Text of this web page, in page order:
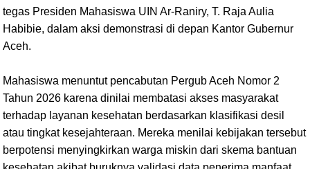
tegas Presiden Mahasiswa UIN Ar-Raniry, T. Raja Aulia
Habibie, dalam aksi demonstrasi di depan Kantor Gubernur
Aceh.
Mahasiswa menuntut pencabutan Pergub Aceh Nomor 2
Tahun 2026 karena dinilai membatasi akses masyarakat
terhadap layanan kesehatan berdasarkan klasifikasi desil
atau tingkat kesejahteraan. Mereka menilai kebijakan tersebut
berpotensi menyingkirkan warga miskin dari skema bantuan